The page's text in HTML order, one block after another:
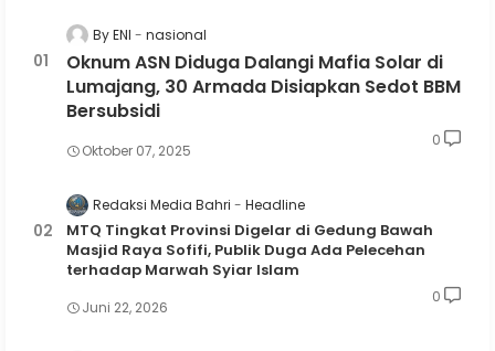
By ENI nasional
Oknum ASN Diduga Dalangi Mafia Solar di
Lumajang, 30 Armada Disiapkan Sedot BBM
Bersubsidi
Oktober 07, 2025
0
Redaksi Media Bahri Headline
MTQ Tingkat Provinsi Digelar di Gedung Bawah
Masjid Raya Sofifi, Publik Duga Ada Pelecehan
terhadap Marwah Syiar Islam
Juni 22, 2026
0